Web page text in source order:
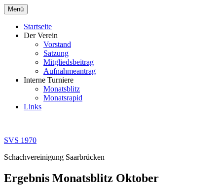
Zum
Inhalt
springen
Menü
Startseite
Der Verein
Vorstand
Satzung
Mitgliedsbeitrag
Aufnahmeantrag
Interne Turniere
Monatsblitz
Monatsrapid
Links
SVS 1970
Schachvereinigung Saarbrücken
Ergebnis Monatsblitz Oktober